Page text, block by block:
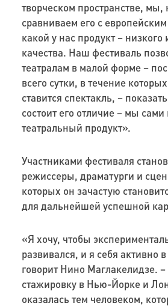
творческом пространстве, мы,
сравниваем его с
какой у нас продукт –
качества. Наш фестиваль
театралам в малой форме –
всего сутки, в течение
ставится спектакль, –
состоит его отличие – мы
театральный продукт».
Участниками фестиваля
режиссеры, драматурги и
которых он зачастую
для дальнейшей успешной
«Я хочу, чтобы
развивался, и я себя активно
говорит Нино Маглакелидзе.
стажировку в Нью-Йорке и
оказалась тем человеком,